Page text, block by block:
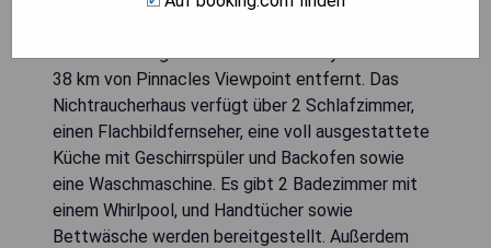
38 km von Pinnacles Viewpoint entfernt. Das
Nichtraucherhaus verfügt über 2 Schlafzimmer,
einen Flachbildfernseher, eine voll ausgestattete
Küche mit Geschirrspüler und Backofen sowie
eine Waschmaschine. Es gibt 2 Badezimmer mit
einem Whirlpool, und Handtücher sowie
Bettwäsche werden bereitgestellt. Außerdem